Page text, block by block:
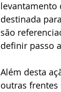
levantamento
destinada
são
definir passo
Além desta
outras frentes